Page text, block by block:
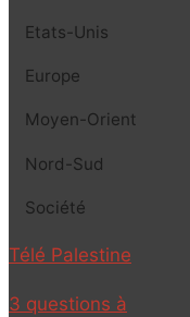
Etats-Unis
Europe
Moyen-Orient
Nord-Sud
Société
Télé Palestine
3 questions à